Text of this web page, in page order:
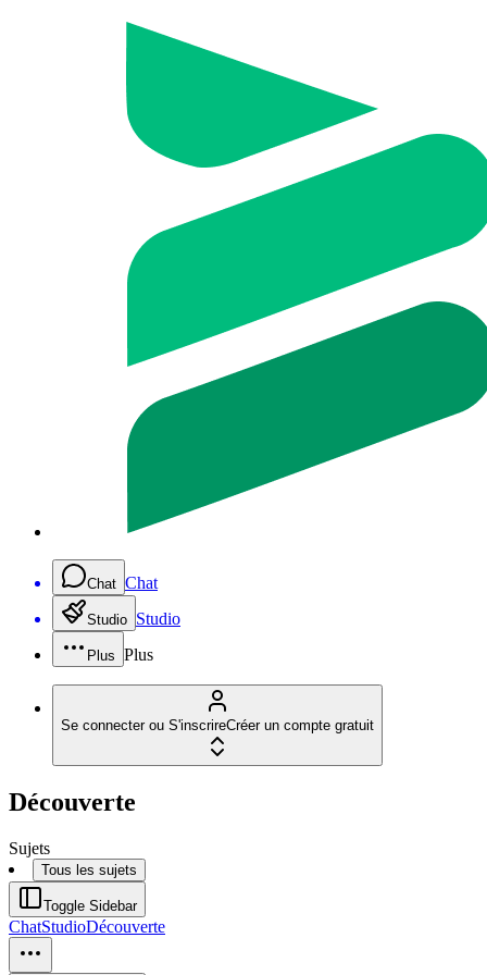
Chat Chat
Studio Studio
Plus Plus
Se connecter ou S'inscrireCréer un compte gratuit
Découverte
Sujets
Tous les sujets
Toggle Sidebar
ChatStudioDécouverte